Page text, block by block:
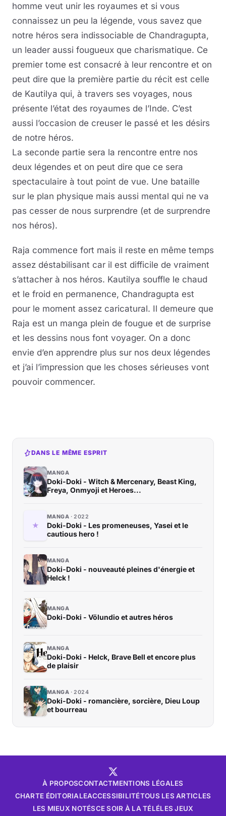
homme veut unir les royaumes et si vous
connaissez un peu la légende, vous savez que
notre héros sera indissociable de Chandragupta,
un leader aussi fougueux que charismatique. Ce
premier tome est consacré à leur rencontre et on
peut dire que la première partie du récit est celle
de Kautilya qui, à travers ses voyages, nous
présente l’état des royaumes de l’Inde. C’est
aussi l’occasion de creuser le passé et les désirs
de notre héros.
La seconde partie sera la rencontre entre nos
deux légendes et on peut dire que ce sera
spectaculaire à tout point de vue. Une bataille
sur le plan physique mais aussi mental qui ne va
pas cesser de nous surprendre (et de surprendre
nos héros).
Raja commence fort mais il reste en même temps
assez déstabilisant car il est difficile de vraiment
s’attacher à nos héros. Kautilya souffle le chaud
et le froid en permanence, Chandragupta est
pour le moment assez caricatural. Il demeure que
Raja est un manga plein de fougue et de surprise
et les dessins nous font voyager. On a donc
envie d’en apprendre plus sur nos deux légendes
et j’ai l’impression que les choses sérieuses vont
pouvoir commencer.
DANS LE MÊME ESPRIT
MANGA
Doki-Doki - Witch & Mercenary, Beast King,
Freya, Onmyoji et Heroes...
MANGA 2022
Doki-Doki - Les promeneuses, Yasei et le
cautious hero !
MANGA
Doki-Doki - nouveauté pleines d'énergie et
Helck !
MANGA
Doki-Doki - Völundio et autres héros
MANGA
Doki-Doki - Helck, Brave Bell et encore plus
de plaisir
MANGA 2024
Doki-Doki - romancière, sorcière, Dieu Loup
et bourreau
À PROPOSCONTACTMENTIONS LÉGALES
CHARTE ÉDITORIALEACCESSIBILITÉTOUS LES ARTICLES
LES MIEUX NOTÉSCE SOIR À LA TÉLÉLES JEUX